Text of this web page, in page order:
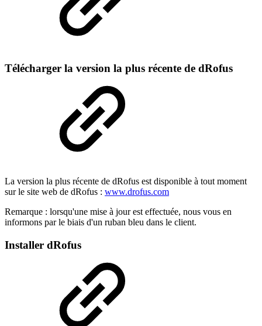
Télécharger la version la plus récente de dRofus
La version la plus récente de dRofus est disponible à tout moment
sur le site web de dRofus : www.drofus.com
Remarque : lorsqu'une mise à jour est effectuée, nous vous en
informons par le biais d'un ruban bleu dans le client.
Installer dRofus